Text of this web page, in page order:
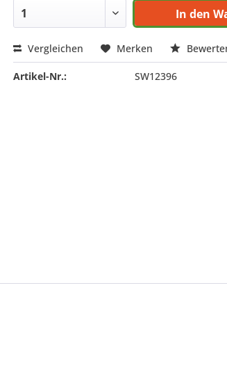
In den
Vergleichen Merken
Artikel-Nr.: SW12396